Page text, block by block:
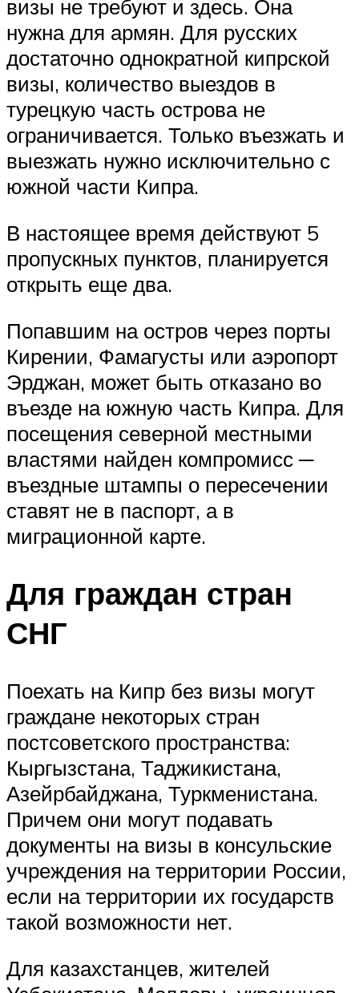
визы не требуют и здесь. Она
нужна для армян. Для русских
достаточно однократной кипрской
визы, количество выездов в
турецкую часть острова не
ограничивается. Только въезжать и
выезжать нужно исключительно с
южной части Кипра.
В настоящее время действуют 5
пропускных пунктов, планируется
открыть еще два.
Попавшим на остров через порты
Кирении, Фамагусты или аэропорт
Эрджан, может быть отказано во
въезде на южную часть Кипра. Для
посещения северной местными
властями найден компромисс ─
въездные штампы о пересечении
ставят не в паспорт, а в
миграционной карте.
Для граждан стран
СНГ
Поехать на Кипр без визы могут
граждане некоторых стран
постсоветского пространства:
Кыргызстана, Таджикистана,
Азейрбайджана, Туркменистана.
Причем они могут подавать
документы на визы в консульские
учреждения на территории России,
если на территории их государств
такой возможности нет.
Для казахстанцев, жителей